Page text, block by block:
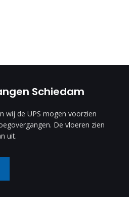
Schiedam
wij de UPS mogen voorzien
De vloeren zien
uit.